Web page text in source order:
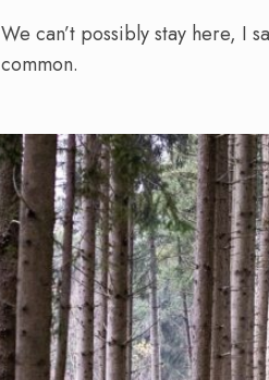
We can’t possibly stay here, I
common.